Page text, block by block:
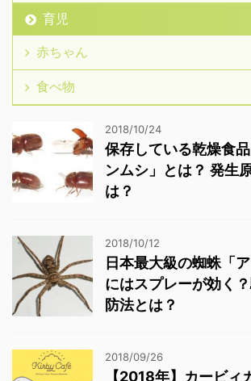
育児
赤ちゃん
食べ物
2018/10/24
保存している乾燥食
ンムシ」とは？ 発生
は？
2018/10/12
日本最大級の蜘蛛「
にはスプレーが効く
防法とは？
2018/09/26
【2018年】カービィ